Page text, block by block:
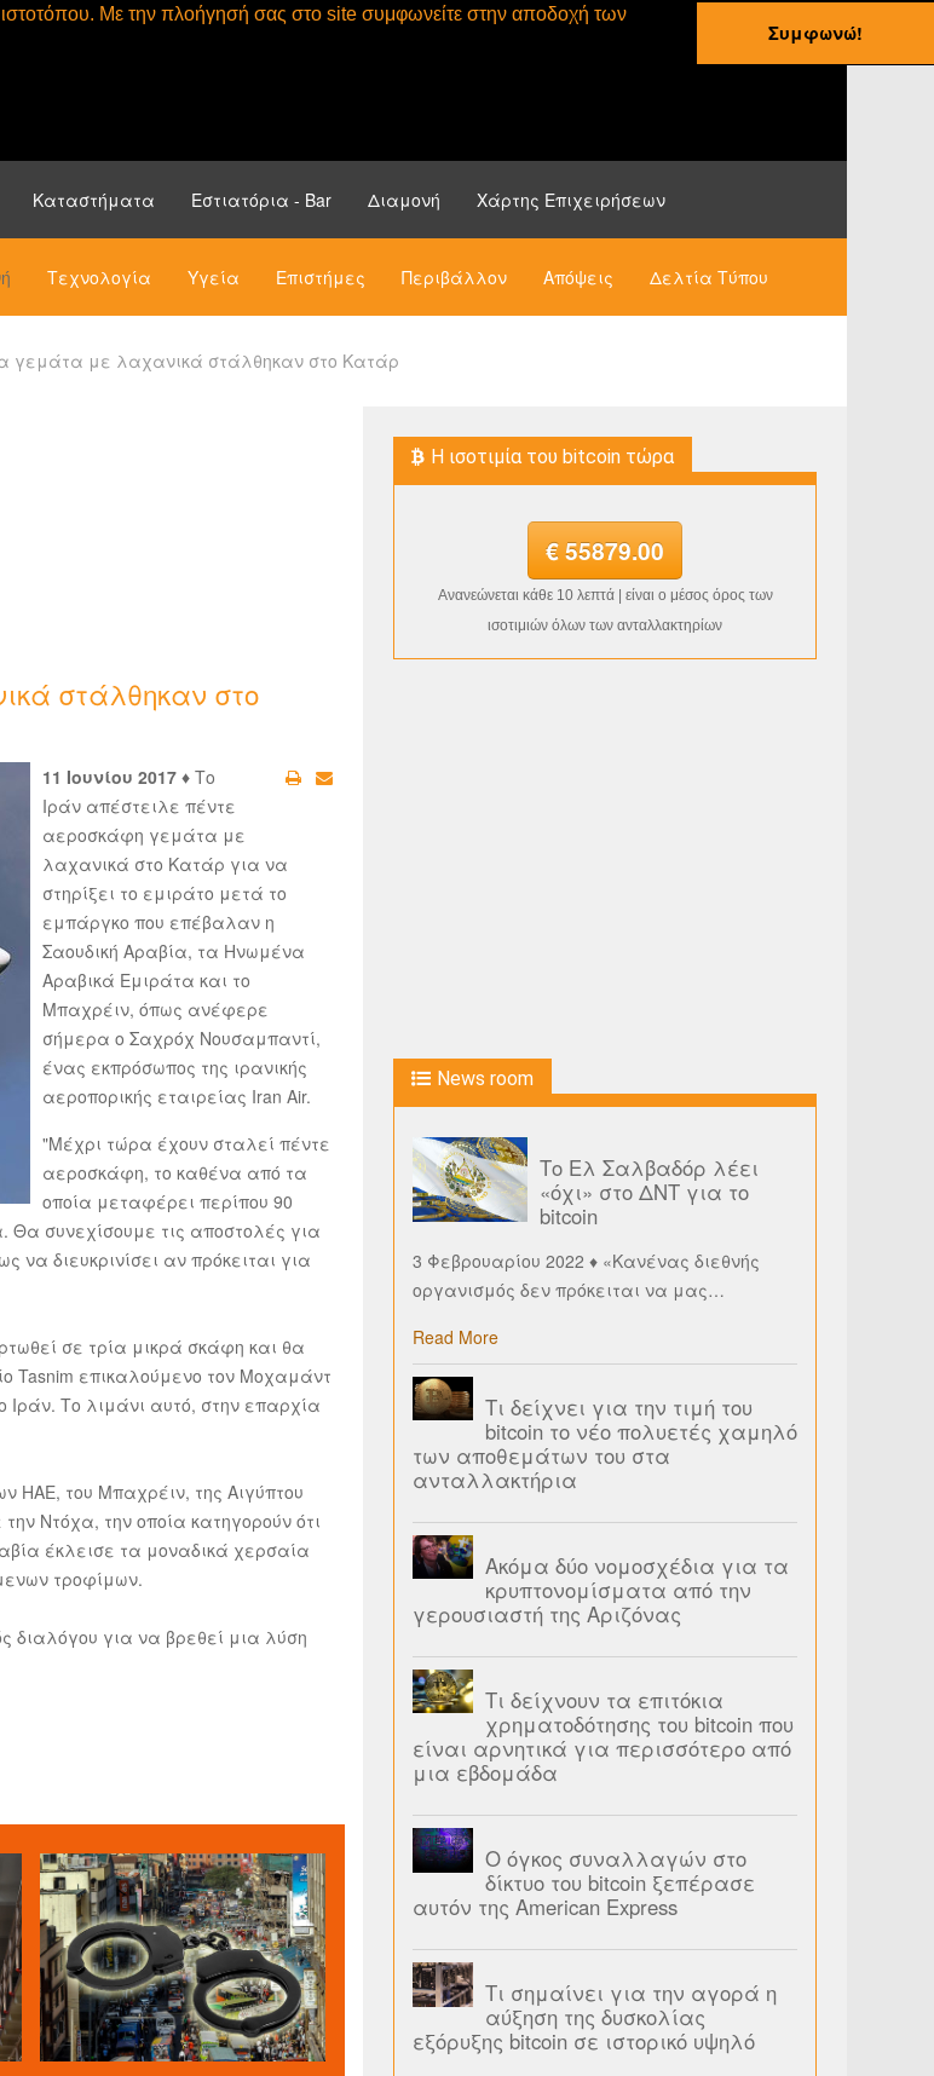
ιστοτόπου. Με την πλοήγησή σας στο site συμφωνείτε στην αποδοχή των
Συμφωνώ!
Καταστήματα Εστιατόρια - Bar Διαμονή Χάρτης Επιχειρήσεων
Τεχνολογία Υγεία Επιστήμες Περιβάλλον Απόψεις Δελτία Τύπου
γεμάτα με λαχανικά στάλθηκαν στο Κατάρ
στάλθηκαν στο
11 Ιουνίου 2017 ♦ Το
Ιράν απέστειλε πέντε
αεροσκάφη γεμάτα με
λαχανικά στο Κατάρ για να
στηρίξει το εμιράτο μετά το
εμπάργκο που επέβαλαν η
Σαουδική Αραβία, τα Ηνωμένα
Αραβικά Εμιράτα και το
Μπαχρέιν, όπως ανέφερε
σήμερα ο Σαχρόχ Νουσαμπαντί,
ένας εκπρόσωπος της ιρανικής
αεροπορικής εταιρείας Iran Air.
"Μέχρι τώρα έχουν σταλεί πέντε
αεροσκάφη, το καθένα από τα
οποία μεταφέρει περίπου 90
συνεχίσουμε τις αποστολές για
διευκρινίσει αν πρόκειται για
σε τρία μικρά σκάφη και θα
Tasnim επικαλούμενο τον Μοχαμάντ
Ιράν. Το λιμάνι αυτό, στην επαρχία
ΗΑΕ, του Μπαχρέιν, της Αιγύπτου
Ντόχα, την οποία κατηγορούν ότι
έκλεισε τα μοναδικά χερσαία
τροφίμων.
διαλόγου για να βρεθεί μια λύση
H ισοτιμία του bitcoin τώρα
€ 55879.00
Ανανεώνεται κάθε 10 λεπτά | είναι ο μέσος όρος των
ισοτιμιών όλων των ανταλλακτηρίων
News room
Το Ελ Σαλβαδόρ λέει
«όχι» στο ΔΝΤ για το
bitcoin
3 Φεβρουαρίου 2022 ♦ «Κανένας διεθνής
οργανισμός δεν πρόκειται να μας…
Read More
Τι δείχνει για την τιμή του
bitcoin το νέο πολυετές χαμηλό
των αποθεμάτων του στα
ανταλλακτήρια
Ακόμα δύο νομοσχέδια για τα
κρυπτονομίσματα από την
γερουσιαστή της Αριζόνας
Τι δείχνουν τα επιτόκια
χρηματοδότησης του bitcoin που
είναι αρνητικά για περισσότερο από
μια εβδομάδα
Ο όγκος συναλλαγών στο
δίκτυο του bitcoin ξεπέρασε
αυτόν της American Express
Τι σημαίνει για την αγορά η
αύξηση της δυσκολίας
εξόρυξης bitcoin σε ιστορικό υψηλό